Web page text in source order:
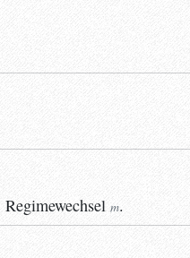
Regimewechsel m.